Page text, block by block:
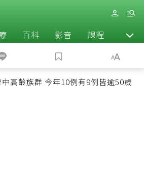
百科 影音 課程 退休
高齡族群 今年10例有9例皆逾50歲